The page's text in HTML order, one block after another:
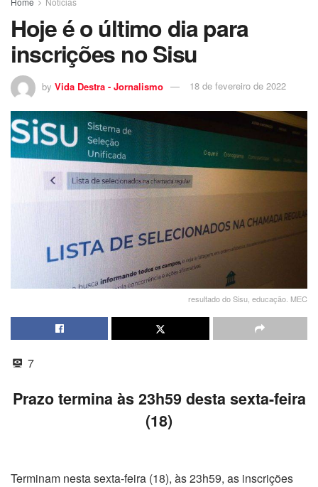
Hoje é o último dia para
inscrições no Sisu
by Vida Destra - Jornalismo 18 de fevereiro de 2022
resultado do Sisu, educação. MEC
7
Prazo termina às 23h59 desta sexta-feira
(18)
Terminam nesta sexta-feira (18), às 23h59, as inscrições